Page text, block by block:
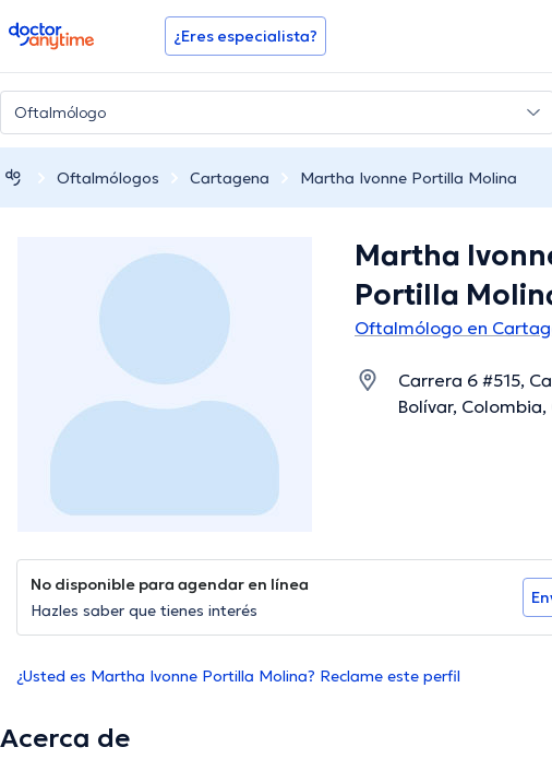
doctoranytime ¿Eres especialista?
Oftalmólogos Cartagena Martha Ivonne Portilla Molina
Martha
Portilla
Oftalmólogo en
Carrera 6 #515,
Bolívar,
No disponible para agendar en línea
Hazles saber que tienes interés
¿Usted es Martha Ivonne Portilla Molina? Reclame este perfil
Acerca de